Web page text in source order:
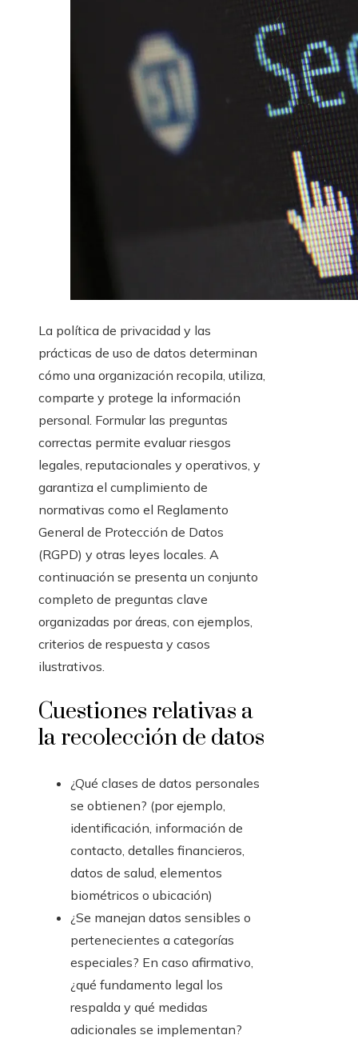
La política de privacidad y las
prácticas de uso de datos determinan
cómo una organización recopila, utiliza,
comparte y protege la información
personal. Formular las preguntas
correctas permite evaluar riesgos
legales, reputacionales y operativos, y
garantiza el cumplimiento de
normativas como el Reglamento
General de Protección de Datos
(RGPD) y otras leyes locales. A
continuación se presenta un conjunto
completo de preguntas clave
organizadas por áreas, con ejemplos,
criterios de respuesta y casos
ilustrativos.
Cuestiones relativas a
la recolección de datos
¿Qué clases de datos personales
se obtienen? (por ejemplo,
identificación, información de
contacto, detalles financieros,
datos de salud, elementos
biométricos o ubicación)
¿Se manejan datos sensibles o
pertenecientes a categorías
especiales? En caso afirmativo,
¿qué fundamento legal los
respalda y qué medidas
adicionales se implementan?